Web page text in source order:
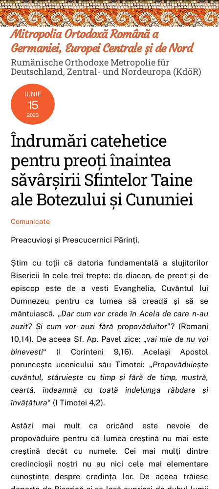
Skip
to
content
Mitropolia Ortodoxă Română a
Germaniei, Europei Centrale și de Nord
Rumänische Orthodoxe Metropolie für
Deutschland, Zentral- und Nordeuropa (KdöR)
IUNIE
15
2023
Îndrumări catehetice
pentru preoți înaintea
săvârșirii Sfintelor Taine
ale Botezului și Cununiei
Comunicate
Preacuvioși și Preacucernici Părinți,
Știm cu toții că datoria fundamentală a slujitorilor
Bisericii în cele trei trepte: de diacon, de preot și de
episcop este de a vesti Evanghelia, Cuvântul lui
Dumnezeu pentru ca lumea să creadă și să se
mântuiască. „Dar cum vor crede în Acela de care n-au
auzit? Și cum vor auzi fără propovăduitor”? (Romani
10,14). De aceea Sf. Ap. Pavel zice: „vai mie de nu voi
binevesti“ (I Corinteni 9,16). Același Apostol
poruncește ucenicului său Timotei: „Propovăduiește
cuvântul, stăruiește cu timp și fără de timp, mustră,
ceartă, îndeamnă cu toată îndelunga răbdare și
învățătura“ (I Timotei 4,2).
Astăzi mai mult ca oricând este nevoie de
propovăduire pentru că lumea creștină nu mai este
creștină decât cu numele. Cei mai mulți dintre
credincioșii noștri nu au nici cele mai elementare
cunoștințe despre credința lor. De aceea trăiesc